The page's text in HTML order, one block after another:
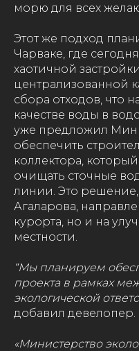
морю для всех
Этот же подход
Чарваке, где
хаотичной
централизованной
сбора отходов, что
качестве воды в
уже предложил
обеспечить
коллектора,
очищать сточные
линии. Это
Агаларова,
курорта, но и на
местности.
“Мы планируем
проекта в рамках
экологической
добавил девелопер.
«Министерство